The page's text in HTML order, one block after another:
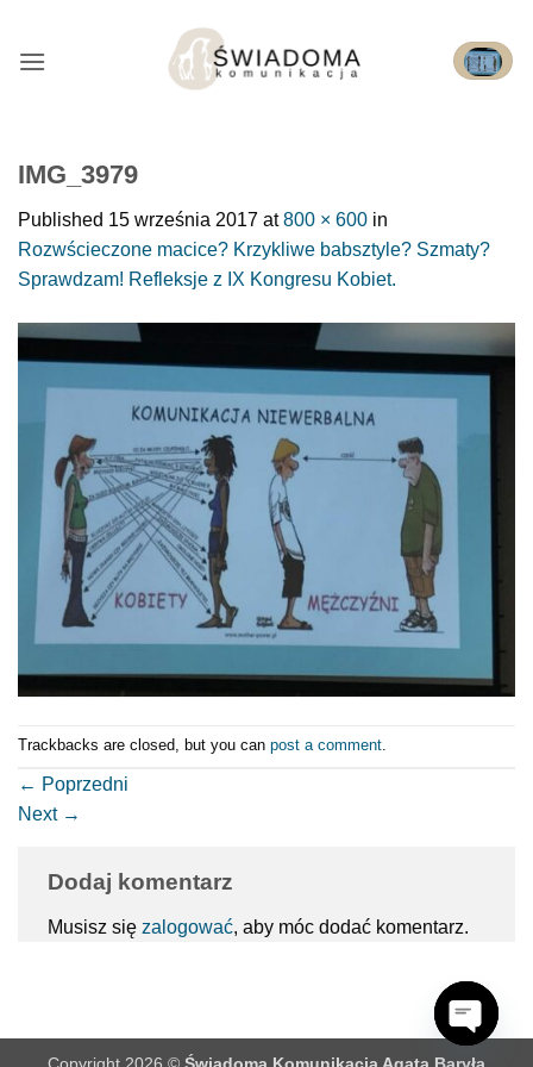
treści
IMG_3979
Published 15 września 2017 at800 × 600 in
Rozwścieczone macice? Krzykliwe babsztyle? Szmaty?
Sprawdzam! Refleksje z IX Kongresu Kobiet.
Trackbacks are closed, but you can post a comment.
← Poprzedni
Next →
Dodaj komentarz
Musisz się zalogować, aby móc dodać komentarz.
Copyright 2026 © Świadoma Komunikacja Agata Baryła